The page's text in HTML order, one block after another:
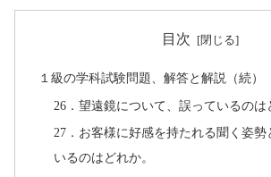
目次
１級の学科試験問題、解答と解説（続）
26．望遠鏡について、誤っているのは
27．お客様に好感を持たれる聞く姿勢
いるのはどれか。